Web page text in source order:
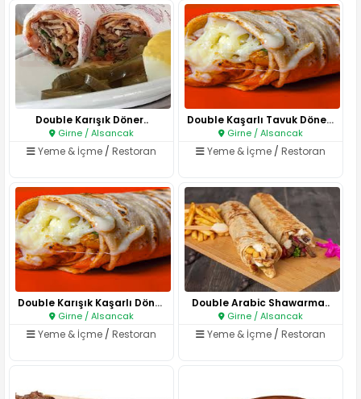
Double Karışık Döner..
Girne / Alsancak
Yeme & İçme / Restoran
Double Kaşarlı Tavuk Döner..
Girne / Alsancak
Yeme & İçme /Restoran
Double Karışık Kaşarlı Döner..
Girne / Alsancak
Yeme & İçme / Restoran
Double Arabic Shawarma..
Girne / Alsancak
Yeme & İçme /Restoran